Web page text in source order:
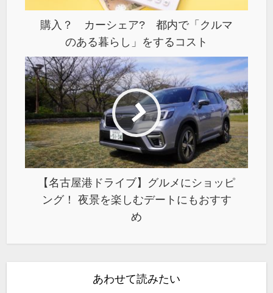
購入？ カーシェア? 都内で「クルマ
のある暮らし」をするコスト
【名古屋港ドライブ】グルメにショッピ
ング！ 夜景を楽しむデートにもおすす
め
あわせて読みたい